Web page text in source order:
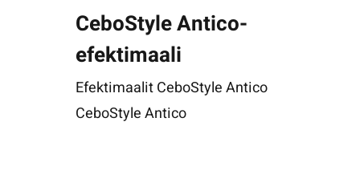
CeboStyle Antico-
efektimaali
Efektimaalit CeboStyle Antico
CeboStyle Antico